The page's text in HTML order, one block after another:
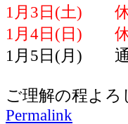
1月3日(土)
1月4日(日)
1月5日(月) 通
ご理解の程よろ
Permalink